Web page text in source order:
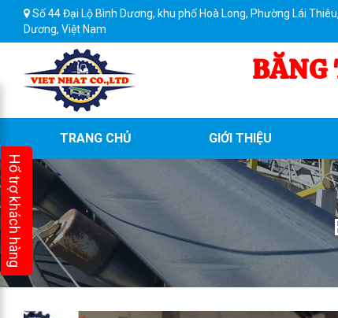
Số 44 Đại Lộ Bình Dương, khu phố Hoà Long, Phường Lái
Dương, Việt Nam
BĂNG
TRANG CHỦ GIỚI THIỆU
Hổ trợ khách hàng